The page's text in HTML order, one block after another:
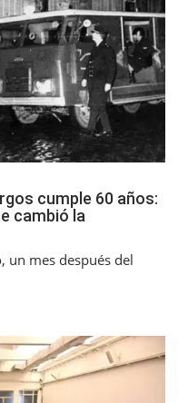
cumple 60 años:
cambió la
un mes después del